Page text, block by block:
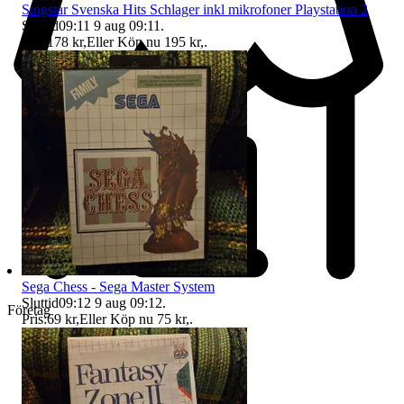
Företag
Singstar Svenska Hits Schlager inkl mikrofoner Playstation 2
Sluttid09:11 9 aug 09:11 .
178 kr,Eller Köp nu 195 kr,.
Sega Chess - Sega Master System
Sluttid09:12 9 aug 09:12.
Pris:69 kr,Eller Köp nu 75 kr,.